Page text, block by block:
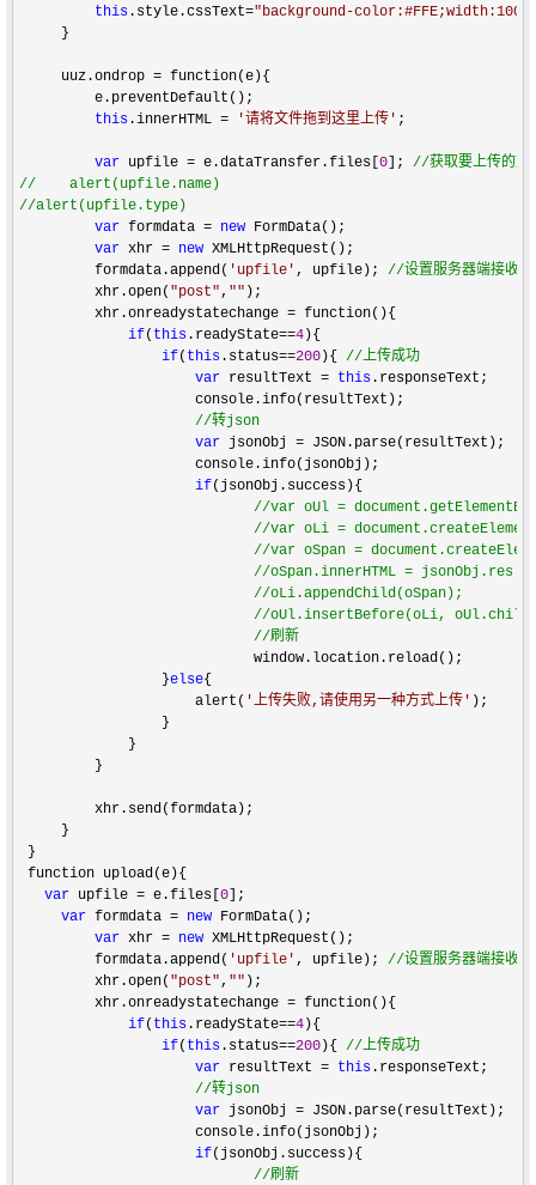
this .style.cssText=" background-
     }
     uuz.ondrop
= function(e){
         e.preventDefault();
this .innerHTML = '请将文件拖到这里上传 ' ;
var upfile = e.dataTransfer.files[0]; //
//
//alert(upfile.type)
var formdata = new FormData();
var xhr = new XMLHttpRequest();
         formdata.append(
' upfile ' , upfile); //设置服务器端接
         xhr.open(
"post" , "" );
         xhr.onreadystatechange
= function(){
if( this .readyState==4){
if( this .status==200){ //上传成功
var resultText = this .responseText;
                     console.info(resultText);
//转json
var jsonObj = JSON.parse(resultText);
                     console.info(jsonObj);
if(jsonObj.success){
//var oUl =
//var oLi =
//var oSpan =
//oSpan.innerHTML = jsonObj.res
//oLi.appendChild(oSpan);
//oUl.insertBefore(oLi,
//刷新
window.location.reload();
                 }
else{
                     alert(
'上传失败,请使用另一种方式上传 ' );
                 }
             }
         }
         xhr.send(formdata);
     }
}
function upload(e){
var upfile = e.files[0];
var formdata = new FormData();
var xhr = new XMLHttpRequest();
         formdata.append(
' upfile ' , upfile); //设置服务器端接
         xhr.open(
"post" , "" );
         xhr.onreadystatechange
= function(){
if( this .readyState==4){
if( this .status==200){ //上传成功
var resultText = this
//转json
var jsonObj = JSON.parse(resultText);
                     console.info(jsonObj);
if
//刷新